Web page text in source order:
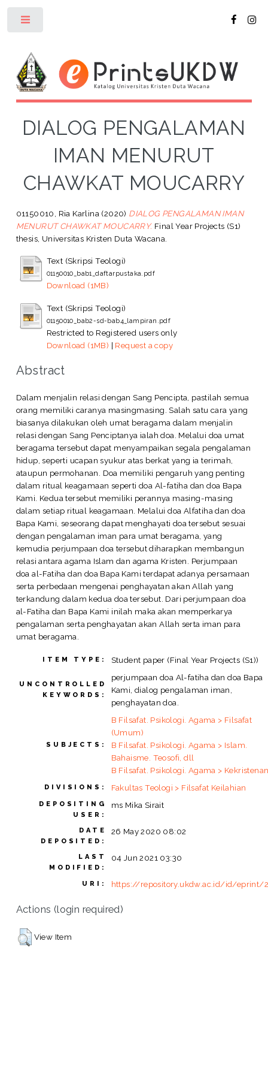
DIALOG PENGALAMAN
IMAN MENURUT
CHAWKAT MOUCARRY
01150010, Ria Karlina (2020) DIALOG PENGALAMAN IMAN
MENURUT CHAWKAT MOUCARRY. Final Year Projects (S1)
thesis, Universitas Kristen Duta Wacana.
Text (Skripsi Teologi)
01150010_bab1_daftarpustaka.pdf
Download (1MB)
Text (Skripsi Teologi)
01150010_bab2-sd-bab4_lampiran.pdf
Restricted to Registered users only
Download (1MB) | Request a copy
Abstract
Dalam menjalin relasi dengan Sang Pencipta, pastilah semua
orang memiliki caranya masingmasing. Salah satu cara yang
biasanya dilakukan oleh umat beragama dalam menjalin
relasi dengan Sang Penciptanya ialah doa. Melalui doa umat
beragama tersebut dapat menyampaikan segala pengalaman
hidup, seperti ucapan syukur atas berkat yang ia terimah,
ataupun permohanan. Doa memiliki pengaruh yang penting
dalam ritual keagamaan seperti doa Al-fatiha dan doa Bapa
Kami. Kedua tersebut memiliki perannya masing-masing
dalam setiap ritual keagamaan. Melalui doa Alfatiha dan doa
Bapa Kami, seseorang dapat menghayati doa tersebut sesuai
dengan pengalaman iman para umat beragama, yang
kemudia perjumpaan doa tersebut diharapkan membangun
relasi antara agama Islam dan agama Kristen. Perjumpaan
doa al-Fatiha dan doa Bapa Kami terdapat adanya persamaan
serta perbedaan mengenai penghayatan akan Allah yang
terkandung dalam kedua doa tersebut. Dari perjumpaan doa
al-Fatiha dan Bapa Kami inilah maka akan memperkarya
pengalaman serta penghayatan akan Allah serta iman para
umat beragama.
ITEM TYPE: Student paper (Final Year Projects (S1))
UNCONTROLLED
KEYWORDS:
perjumpaan doa Al-fatiha dan doa Bapa
Kami, dialog pengalaman iman,
penghayatan doa.
SUBJECTS:
B Filsafat. Psikologi. Agama > Filsafat
(Umum)
B Filsafat. Psikologi. Agama > Islam.
Bahaisme. Teosofi, dll
B Filsafat. Psikologi. Agama >
DIVISIONS: Fakultas Teologi > Filsafat Keilahian
DEPOSITING
USER:
ms Mika Sirait
DATE
DEPOSITED:
26 May 2020 08:02
LAST
MODIFIED:
04 Jun 2021 03:30
URI: https://repository.ukdw.ac.id/id/eprint/
Actions (login required)
View Item